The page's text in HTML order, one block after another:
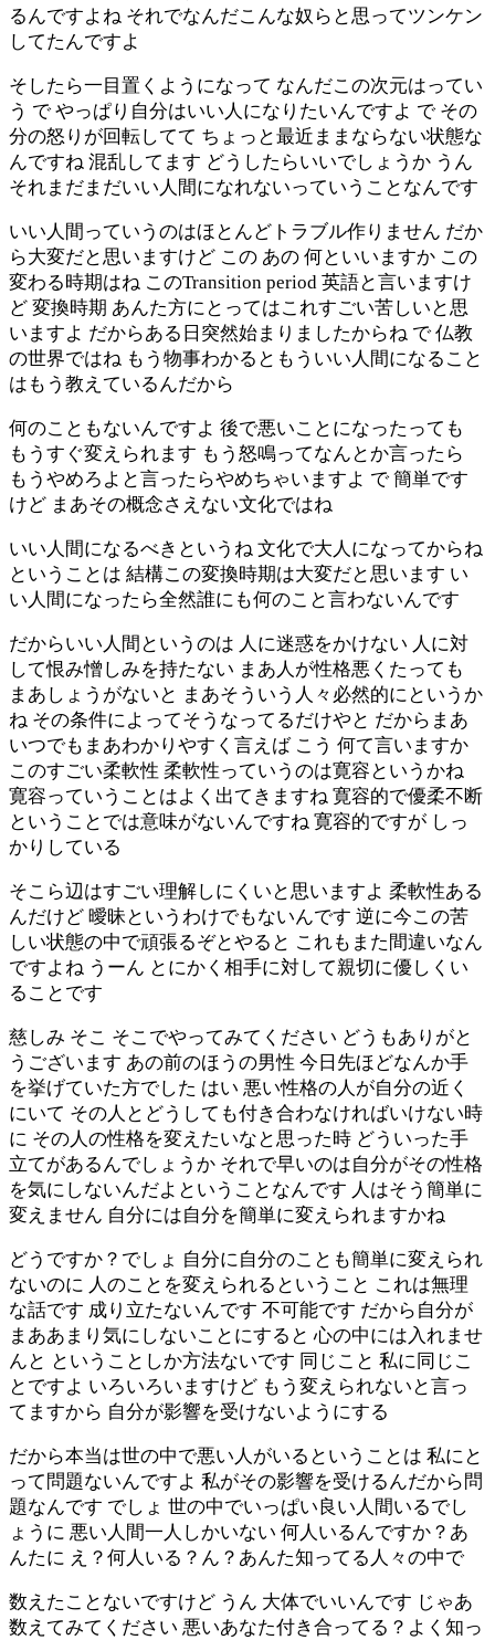
るんですよね それでなんだこんな奴らと思ってツンケン
してたんですよ
そしたら一目置くようになって なんだこの次元はってい
う で やっぱり自分はいい人になりたいんですよ で その
分の怒りが回転してて ちょっと最近ままならない状態な
んですね 混乱してます どうしたらいいでしょうか うん
それまだまだいい人間になれないっていうことなんです
いい人間っていうのはほとんどトラブル作りません だか
ら大変だと思いますけど この あの 何といいますか この
変わる時期はね このTransition period 英語と言いますけ
ど 変換時期 あんた方にとってはこれすごい苦しいと思
いますよ だからある日突然始まりましたからね で 仏教
の世界ではね もう物事わかるともういい人間になること
はもう教えているんだから
何のこともないんですよ 後で悪いことになったっても
もうすぐ変えられます もう怒鳴ってなんとか言ったら
もうやめろよと言ったらやめちゃいますよ で 簡単です
けど まあその概念さえない文化ではね
いい人間になるべきというね 文化で大人になってからね
ということは 結構この変換時期は大変だと思います い
い人間になったら全然誰にも何のこと言わないんです
だからいい人間というのは 人に迷惑をかけない 人に対
して恨み憎しみを持たない まあ人が性格悪くたっても
まあしょうがないと まあそういう人々必然的にというか
ね その条件によってそうなってるだけやと だからまあ
いつでもまあわかりやすく言えば こう 何て言いますか
このすごい柔軟性 柔軟性っていうのは寛容というかね
寛容っていうことはよく出てきますね 寛容的で優柔不断
ということでは意味がないんですね 寛容的ですが しっ
かりしている
そこら辺はすごい理解しにくいと思いますよ 柔軟性ある
んだけど 曖昧というわけでもないんです 逆に今この苦
しい状態の中で頑張るぞとやると これもまた間違いなん
ですよね うーん とにかく相手に対して親切に優しくい
ることです
慈しみ そこ そこでやってみてください どうもありがと
うございます あの前のほうの男性 今日先ほどなんか手
を挙げていた方でした はい 悪い性格の人が自分の近く
にいて その人とどうしても付き合わなければいけない時
に その人の性格を変えたいなと思った時 どういった手
立てがあるんでしょうか それで早いのは自分がその性格
を気にしないんだよということなんです 人はそう簡単に
変えません 自分には自分を簡単に変えられますかね
どうですか？でしょ 自分に自分のことも簡単に変えられ
ないのに 人のことを変えられるということ これは無理
な話です 成り立たないんです 不可能です だから自分が
まああまり気にしないことにすると 心の中には入れませ
んと ということしか方法ないです 同じこと 私に同じこ
とですよ いろいろいますけど もう変えられないと言っ
てますから 自分が影響を受けないようにする
だから本当は世の中で悪い人がいるということは 私にと
って問題ないんですよ 私がその影響を受けるんだから問
題なんです でしょ 世の中でいっぱい良い人間いるでし
ょうに 悪い人間一人しかいない 何人いるんですか？あ
んたに え？何人いる？ん？あんた知ってる人々の中で
数えたことないですけど うん 大体でいいんです じゃあ
数えてみてください 悪いあなた付き合ってる？よく知っ